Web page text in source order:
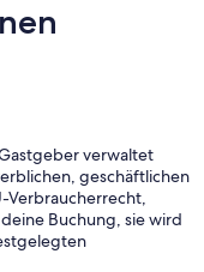
verwaltet
geschäftlichen
Verbraucherrecht,
Buchung, sie wird